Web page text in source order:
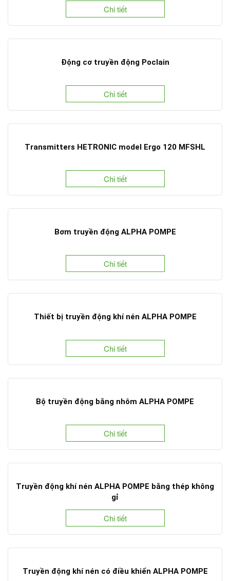
Chi tiết
Động cơ truyền động Poclain
Chi tiết
Transmitters HETRONIC model Ergo 120 MFSHL
Chi tiết
Bơm truyền động ALPHA POMPE
Chi tiết
Thiết bị truyền động khí nén ALPHA POMPE
Chi tiết
Bộ truyền động bằng nhôm ALPHA POMPE
Chi tiết
Truyền động khí nén ALPHA POMPE bằng thép không
gỉ
Chi tiết
Truyền động khí nén có điều khiển ALPHA POMPE